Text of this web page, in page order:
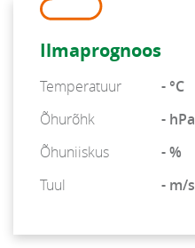
Ilmaprognoos
Temperatuur
- °C
Õhurõhk
- hPa
Õhuniiskus
- %
Tuul
- m/s